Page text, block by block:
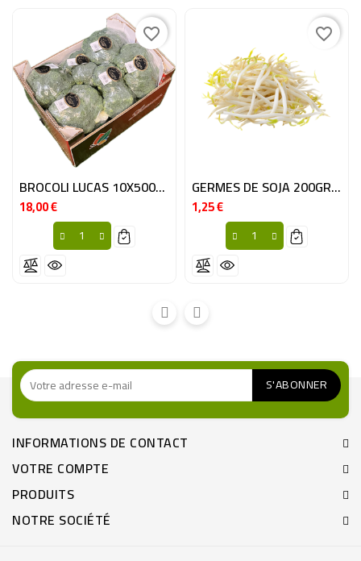
BROCOLI LUCAS 10X500GR ESP
18,00 €Prix
favorite_border
GERMES DE SOJA 200GR NL
1,25 €Prix
favorite_border
INFORMATIONS DE CONTACT
VOTRE COMPTE
PRODUITS
NOTRE SOCIÉTÉ